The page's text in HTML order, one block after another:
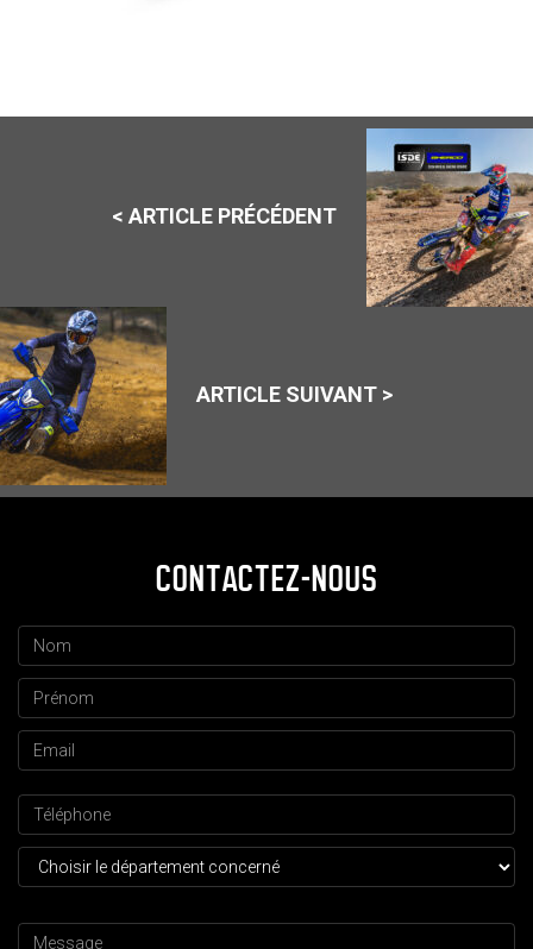
< ARTICLE PRÉCÉDENT
ARTICLE SUIVANT >
CONTACTEZ-NOUS